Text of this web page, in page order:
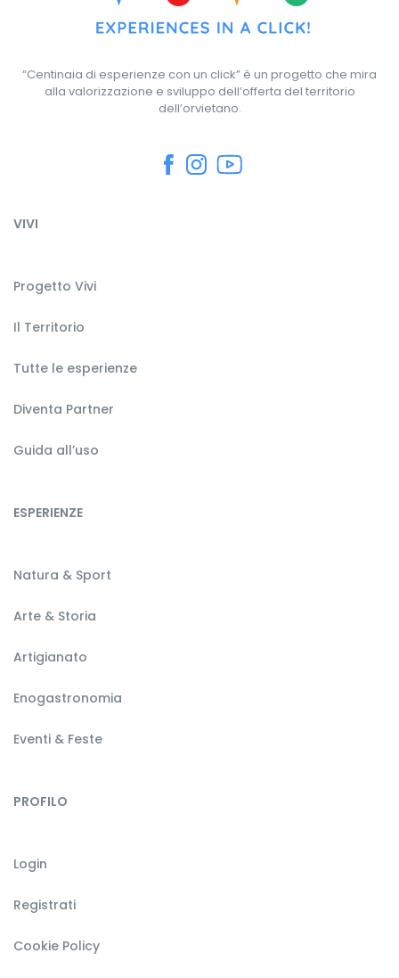
“Centinaia di esperienze con un click” è un progetto che mira
alla valorizzazione e sviluppo dell’offerta del territorio
dell’orvietano.
VIVI
Progetto Vivi
Il Territorio
Tutte le esperienze
Diventa Partner
Guida all’uso
ESPERIENZE
Natura & Sport
Arte & Storia
Artigianato
Enogastronomia
Eventi & Feste
PROFILO
Login
Registrati
Cookie Policy